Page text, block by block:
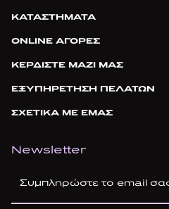
ΚΑΤΑΣΤΗΜΑΤΑ
ONLINE ΑΓΟΡΕΣ
ΚΕΡΔΙΣΤΕ ΜΑΖΙ ΜΑΣ
ΕΞΥΠΗΡΕΤΗΣΗ ΠΕΛΑΤΩΝ
ΣΧΕΤΙΚΑ ΜΕ ΕΜΑΣ
Newsletter